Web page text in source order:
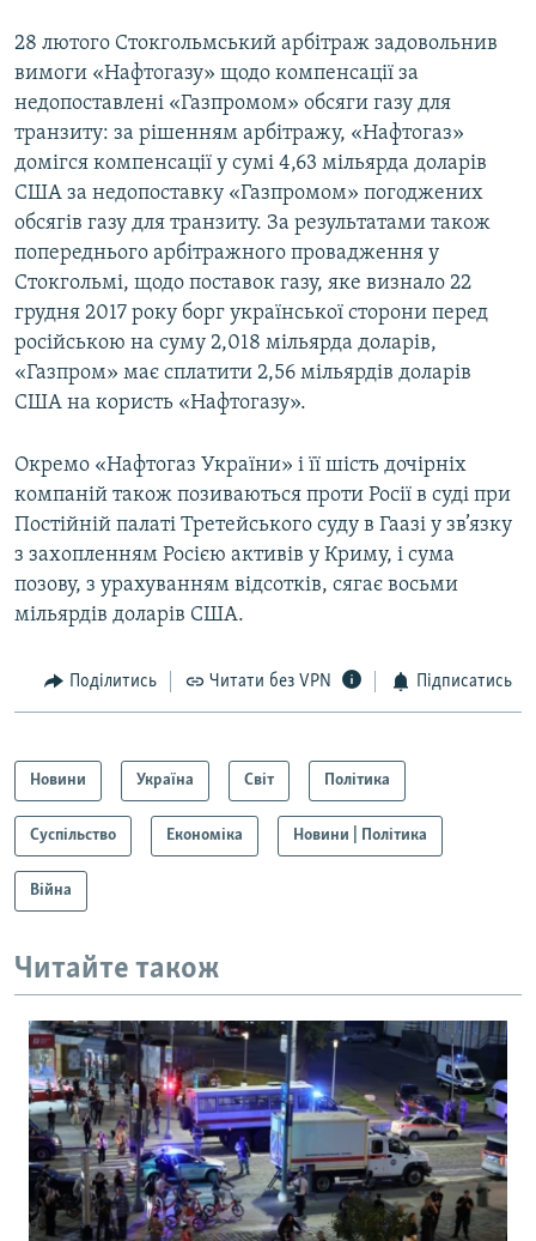
28 лютого Стокгольмський арбітраж задовольнив
вимоги «Нафтогазу» щодо компенсації за
недопоставлені «Газпромом» обсяги газу для
транзиту: за рішенням арбітражу, «Нафтогаз»
домігся компенсації у сумі 4,63 мільярда доларів
США за недопоставку «Газпромом» погоджених
обсягів газу для транзиту. За результатами також
попереднього арбітражного провадження у
Стокгольмі, щодо поставок газу, яке визнало 22
грудня 2017 року борг української сторони перед
російською на суму 2,018 мільярда доларів,
«Газпром» має сплатити 2,56 мільярдів доларів
США на користь «Нафтогазу».
Окремо «Нафтогаз України» і її шість дочірніх
компаній також позиваються проти Росії в суді при
Постійній палаті Третейського суду в Гаазі у зв’язку
з захопленням Росією активів у Криму, і сума
позову, з урахуванням відсотків, сягає восьми
мільярдів доларів США.
Поділитись Читати без VPN Підписатись
Новини Україна Світ Політика
Суспільство Економіка Новини | Політика
Війна
Читайте також